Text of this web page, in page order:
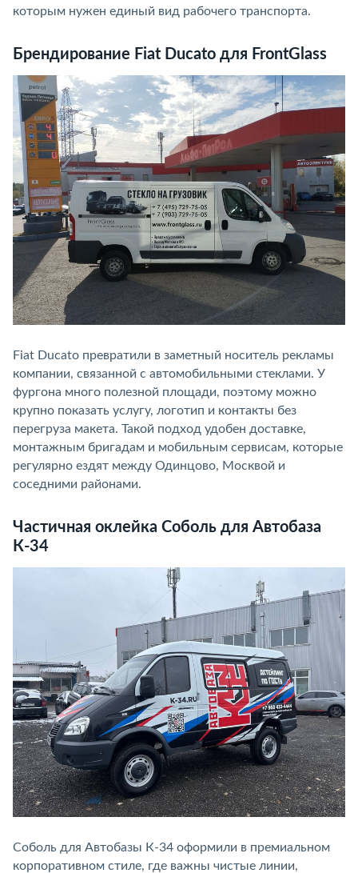
которым нужен единый вид рабочего транспорта.
Брендирование Fiat Ducato для FrontGlass
Fiat Ducato превратили в заметный носитель рекламы
компании, связанной с автомобильными стеклами. У
фургона много полезной площади, поэтому можно
крупно показать услугу, логотип и контакты без
перегруза макета. Такой подход удобен доставке,
монтажным бригадам и мобильным сервисам, которые
регулярно ездят между Одинцово, Москвой и
соседними районами.
Частичная оклейка Соболь для Автобаза
К-34
Соболь для Автобазы К-34 оформили в премиальном
корпоративном стиле, где важны чистые линии,